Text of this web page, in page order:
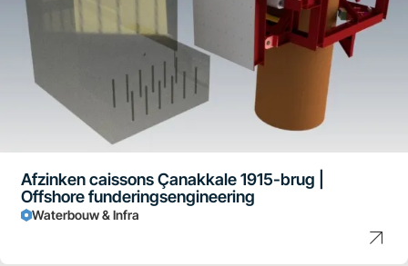
Afzinken caissons Çanakkale 1915-brug |
Offshore funderingsengineering
Waterbouw & Infra